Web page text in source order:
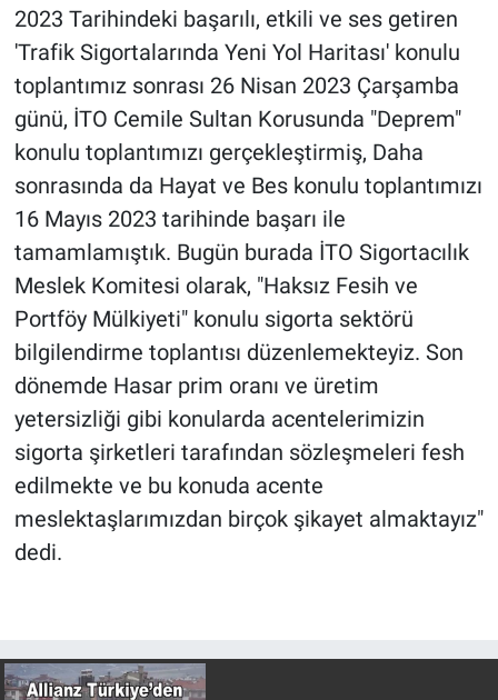
2023 Tarihindeki başarılı, etkili ve ses getiren
'Trafik Sigortalarında Yeni Yol Haritası' konulu
toplantımız sonrası 26 Nisan 2023 Çarşamba
günü, İTO Cemile Sultan Korusunda "Deprem"
konulu toplantımızı gerçekleştirmiş, Daha
sonrasında da Hayat ve Bes konulu toplantımızı
16 Mayıs 2023 tarihinde başarı ile
tamamlamıştık. Bugün burada İTO Sigortacılık
Meslek Komitesi olarak, "Haksız Fesih ve
Portföy Mülkiyeti" konulu sigorta sektörü
bilgilendirme toplantısı düzenlemekteyiz. Son
dönemde Hasar prim oranı ve üretim
yetersizliği gibi konularda acentelerimizin
sigorta şirketleri tarafından sözleşmeleri fesh
edilmekte ve bu konuda acente
meslektaşlarımızdan birçok şikayet almaktayız"
dedi.